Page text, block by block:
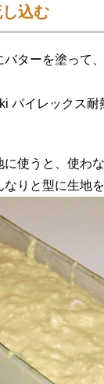
込む
ターを塗って
パイレックス
に使うと、使わ
りと型に生地